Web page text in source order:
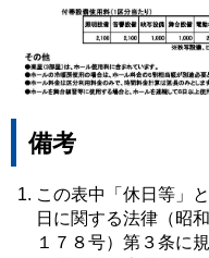
備考
この表中「休日等」
日に関する法律（昭
１７８号）第３条に